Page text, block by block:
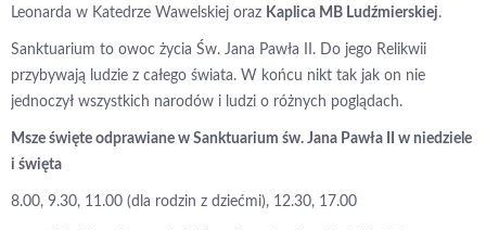
Leonarda w Katedrze Wawelskiej oraz Kaplica MB Ludźmierskiej.
Sanktuarium to owoc życia Św. Jana Pawła II. Do jego Relikwii
przybywają ludzie z całego świata. W końcu nikt tak jak on nie
jednoczył wszystkich narodów i ludzi o różnych poglądach.
Msze święte odprawiane w Sanktuarium św. Jana Pawła II w niedziele
i święta
8.00, 9.30, 11.00 (dla rodzin z dziećmi), 12.30, 17.00